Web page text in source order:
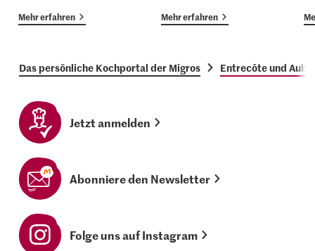
Mehr erfahren Mehr erfahren
Das persönliche Kochportal der Migros Entrecôte und
Jetzt anmelden
Abonniere den Newsletter
Folge uns auf Instagram